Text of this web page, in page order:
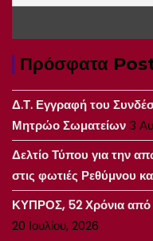
Πρόσφατα
Δ.Τ. Εγγραφή του
Μητρώο Σωματείων3
Δελτίο Τύπου για την
στις φωτιές Ρεθύμνου
ΚΥΠΡΟΣ, 52 Χρόνια από
20 Ιουλίου, 2026